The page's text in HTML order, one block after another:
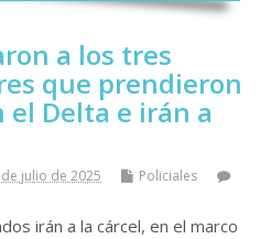
a los tres
que prendieron
el Delta e irán a
julio de 2025
Policiales
irán a la cárcel, en el marco